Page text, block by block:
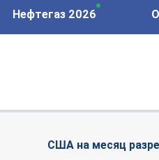
Турбо», ИНН 7802588950
Нефтегаз 2026
США на месяц